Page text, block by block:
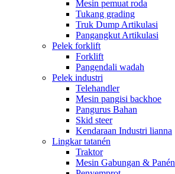
Mesin pemuat roda
Tukang grading
Truk Dump Artikulasi
Pangangkut Artikulasi
Pelek forklift
Forklift
Pangendali wadah
Pelek industri
Telehandler
Mesin pangisi backhoe
Pangurus Bahan
Skid steer
Kendaraan Industri lianna
Lingkar tatanén
Traktor
Mesin Gabungan & Panén